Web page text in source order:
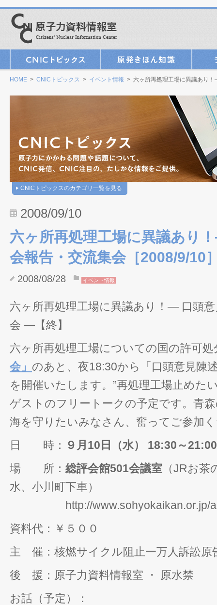
HOME > CNICトピックス > イベント情報 > 六ヶ所再処理工場に異議あり
CNICトピックスのカテゴリ一覧を見る
2008/09/10
六ヶ所再処理工場に異議あり
会報告・交流集会［2008/9/10
2008/08/28 イベント情報
六ヶ所再処理工場に異議あり！― 口頭
会 ―【終】
六ヶ所再処理工場についての国の許可
会」 のあと、夜18:30から「口頭意見陳
を開催いたします。”再処理工場止めた
ゲストのフリートークの予定です。青
海を守りたいみなさん、奮ってご参加
日 時： ９月10日（水） 18:30～21:00
場 所： 総評会館501会議室 （JRお
水、小川町下車）
http://www.sohyokaikan.or.jp/
資料代：￥５００
主 催：核燃サイクル阻止一万人訴訟原
後 援：原子力資料情報室 ・ 原水禁
お話（予定）：